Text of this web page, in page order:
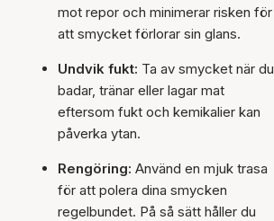
mot repor och minimerar risken för
att smycket förlorar sin glans.
Undvik fukt: Ta av smycket när du
badar, tränar eller lagar mat
eftersom fukt och kemikalier kan
påverka ytan.
Rengöring: Använd en mjuk trasa
för att polera dina smycken
regelbundet. På så sätt håller du